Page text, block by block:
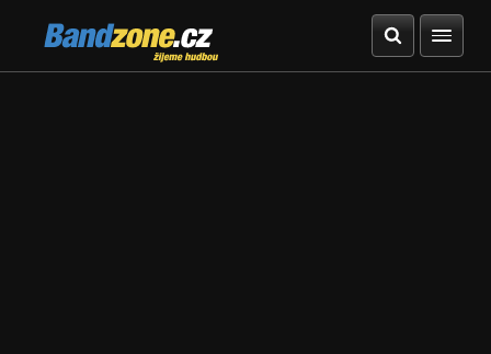
Bandzone.cz
žijeme hudbou